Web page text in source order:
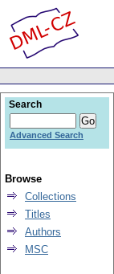
Search
Advanced Search
Browse
Collections
Titles
Authors
MSC